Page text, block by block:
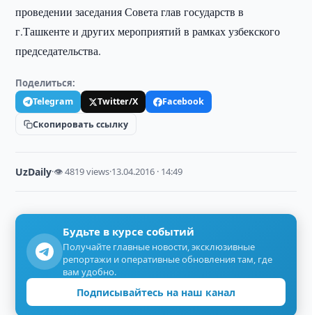
проведении заседания Совета глав государств в
г.Ташкенте и других мероприятий в рамках узбекского
председательства.
Поделиться:
Telegram Twitter/X
Facebook
Скопировать ссылку
UzDaily·👁 4819 views·13.04.2016 · 14:49
Будьте в курсе событий
Получайте главные новости, эксклюзивные
репортажи и оперативные обновления там, где
вам удобно.
Подписывайтесь на наш канал